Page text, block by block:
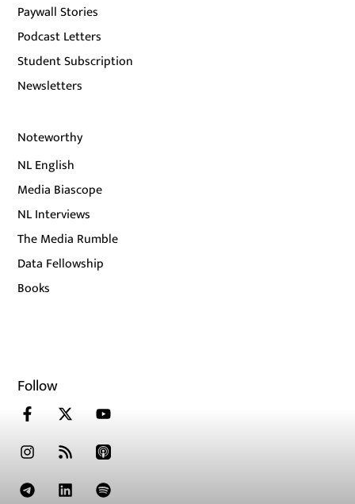
Paywall Stories
Podcast Letters
Student Subscription
Newsletters
Noteworthy
NL English
Media Biascope
NL Interviews
The Media Rumble
Data Fellowship
Books
Follow